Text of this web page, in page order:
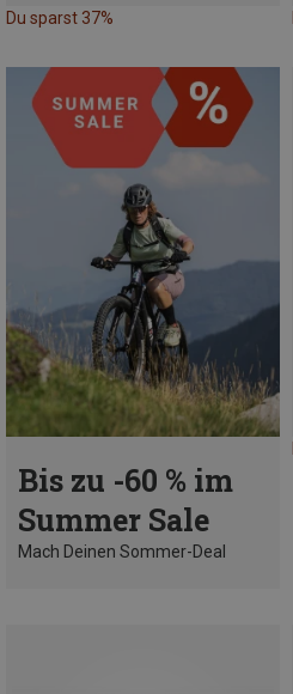
Du sparst 37%
Bis zu -60 % im
Summer Sale
Mach Deinen Sommer-Deal